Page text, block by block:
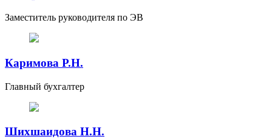
Заместитель руководителя по ЭВ
Каримова Р.Н.
Главный бухгалтер
Шихшаидова Н.Н.